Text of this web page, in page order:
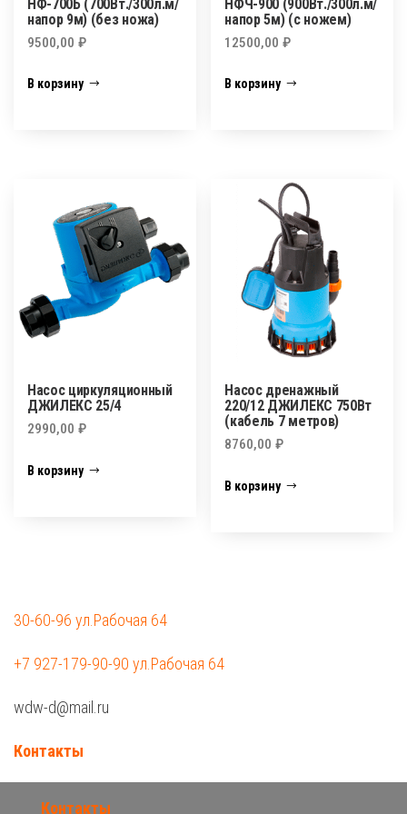
НФ-700Б (700Вт./300л.м/
напор 9м) (без ножа)
9500,00 ₽
В корзину
НФЧ-900 (900Вт./300л.м/
напор 5м) (с ножем)
12500,00₽
В корзину
Насос циркуляционный
ДЖИЛЕКС 25/4
2990,00 ₽
В корзину
Насос дренажный
220/12 ДЖИЛЕКС 750Вт
(кабель 7 метров)
8760,00₽
В корзину
30-60-96 ул.Рабочая 64
+7 927-179-90-90 ул.Рабочая 64
wdw-d@mail.ru
Контакты
Контакты